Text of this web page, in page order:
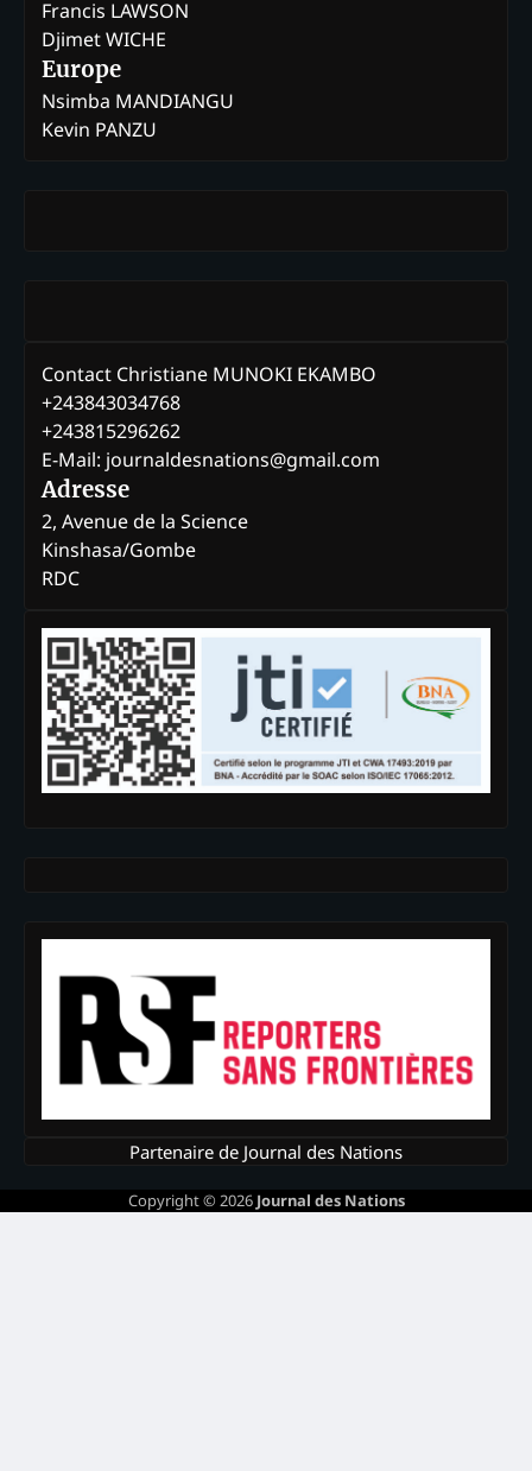
Francis LAWSON
Djimet WICHE
Europe
Nsimba MANDIANGU
Kevin PANZU
Contact Christiane MUNOKI EKAMBO
+243843034768
+243815296262
E-Mail: journaldesnations@gmail.com
Adresse
2, Avenue de la Science
Kinshasa/Gombe
RDC
Partenaire de Journal des Nations
Copyright © 2026 Journal des Nations